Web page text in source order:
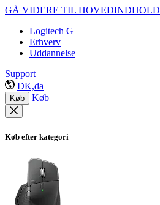
GÅ VIDERE TIL HOVEDINDHOLD
Logitech G
Erhverv
Uddannelse
Support
DK,da
Køb Køb
Køb efter kategori